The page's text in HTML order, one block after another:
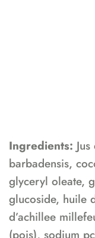
Ingredients:
barbadensis,
glyceryl oleate,
glucoside, huile
d’achillee
(pois), sodium